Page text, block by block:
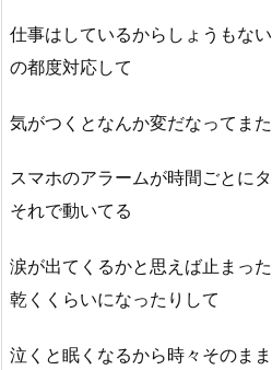
仕事はしているからしょうもな
の都度対応して
気がつくとなんか変だなってま
スマホのアラームが時間ごとに
それで動いてる
涙が出てくるかと思えば止まっ
乾くくらいになったりして
泣くと眠くなるから時々そのま